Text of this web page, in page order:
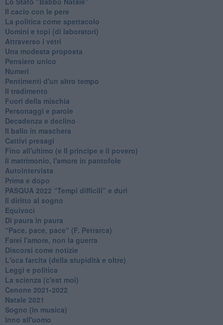
Il cacio con le pere
La politica come spettacolo
Uomini e topi (di laboratori)
Attraverso i vetri
Una modesta proposta
Pensiero unico
Numeri
Pentimenti d'un altro tempo
Il tradimento
Fuori della mischia
Personaggi e parole
Decadenza e declino
Il ballo in maschera
Cattivi presagi
Fino all'ultimo (e Il principe e il povero)
Il matrimonio, l'amore in pantofole
Autointervista
Prima e dopo
​PASQUA 2022 “Tempi difficili” e duri
Il diritto al sogno
Equivoci
Di paura in paura
​“Pace, pace, pace” (F. Petrarca)
Farei l'amore, non la guerra
Discorsi come notizie
L'oca farcita (della stupidità e oltre)
Leggi e politica
La scienza (c'est moi)
Cenone 2021-2022
Natale 2021
Sogno (in musica)
Inno all'uomo